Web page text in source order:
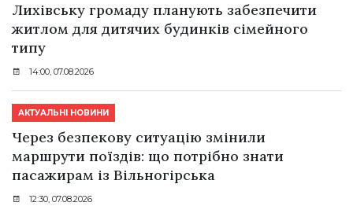
Лихівську громаду планують забезпечити
житлом для дитячих будинків сімейного
типу
14:00, 07.08.2026
АКТУАЛЬНІ НОВИНИ
Через безпекову ситуацію змінили
маршрути поїздів: що потрібно знати
пасажирам із Вільногірська
12:30, 07.08.2026